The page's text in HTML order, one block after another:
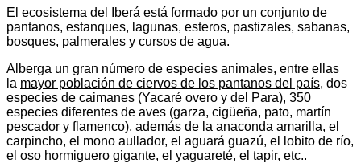
El ecosistema del Iberá está formado por un conjunto de
pantanos, estanques, lagunas, esteros, pastizales, sabanas,
bosques, palmerales y cursos de agua.
Alberga un gran número de especies animales, entre ellas
la mayor población de ciervos de los pantanos del país, dos
especies de caimanes (Yacaré overo y del Para), 350
especies diferentes de aves (garza, cigüeña, pato, martín
pescador y flamenco), además de la anaconda amarilla, el
carpincho, el mono aullador, el aguará guazú, el lobito de río,
el oso hormiguero gigante, el yaguareté, el tapir, etc..